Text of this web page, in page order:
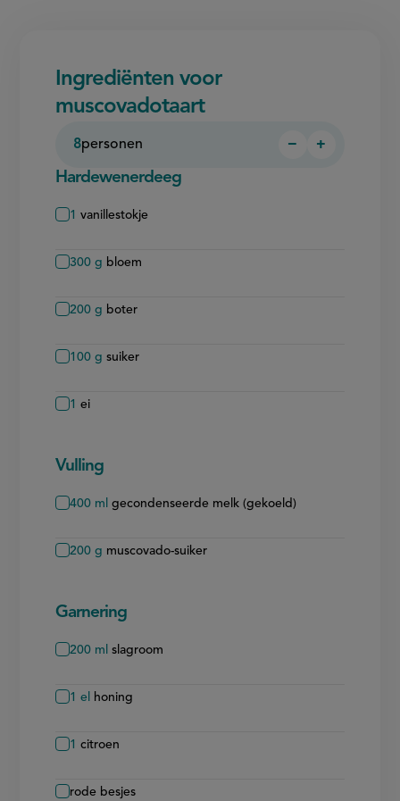
Ingrediënten voor
muscovadotaart
8personen
Persoon
−
Persoon
+
Hardewenerdeeg
1 vanillestokje
300 g bloem
200 g boter
100 g suiker
1 ei
Vulling
400 ml gecondenseerde melk (gekoeld)
200 g muscovado-suiker
Garnering
200 ml slagroom
1 el honing
1 citroen
rode besjes